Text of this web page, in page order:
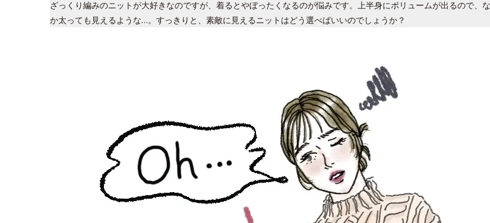
ざっくり編みのニットが大好きなのですが、着るとやぼったくなるのが悩みです。上半身にボリュームが出るので、
か太っても見えるような…。すっきりと、素敵に見えるニットはどう選べばいいのでしょうか？